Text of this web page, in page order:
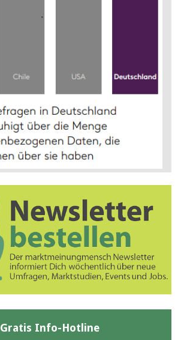
Gratis Info-Hotline